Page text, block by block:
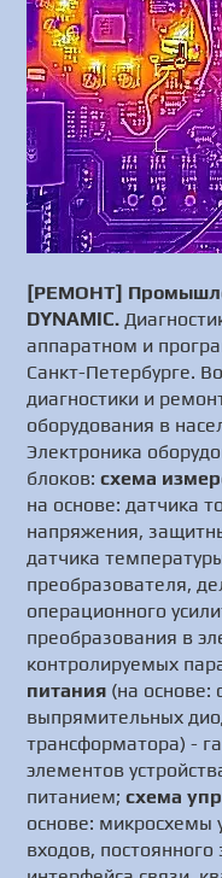
[РЕМОНТ]
DYNAMIC.
аппаратном и
Санкт-Петербурге.
диагностики и
оборудования в
Электроника
блоков:схема
на основе: датчика
напряжения,
датчика
преобразователя,
операционного
преобразования в
контролируемых
питания (на основе:
выпрямительных
трансформатора) -
элементов
питанием;схема
основе: микросхемы
входов,